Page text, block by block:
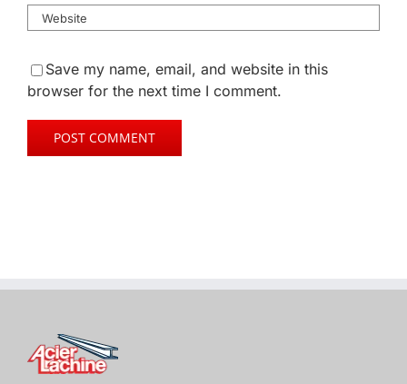
Save my name, email, and website in this
browser for the next time I comment.